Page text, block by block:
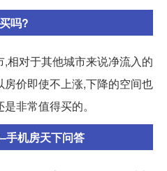
吗?
相对于其他城市来说净流入的
价即使不上涨,下降的空间也
非常值得买的。
手机房天下问答